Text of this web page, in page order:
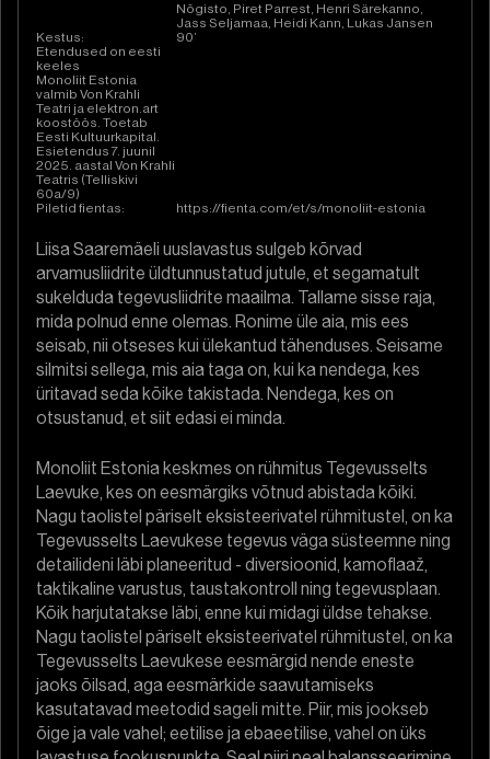
Nõgisto, Piret Parrest, Henri Särekanno,
Jass Seljamaa, Heidi Kann, Lukas Jansen
Kestus:
90’
Etendused on eesti
keeles
Monoliit Estonia
valmib Von Krahli
Teatri ja elektron.art
koostöös. Toetab
Eesti Kultuurkapital.
Esietendus 7. juunil
2025. aastal Von Krahli
Teatris (Telliskivi
60a/9)
Piletid fientas:
https://fienta.com/et/s/monoliit-estonia
Liisa Saaremäeli uuslavastus sulgeb kõrvad
arvamusliidrite üldtunnustatud jutule, et segamatult
sukelduda tegevusliidrite maailma. Tallame sisse raja,
mida polnud enne olemas. Ronime üle aia, mis ees
seisab, nii otseses kui ülekantud tähenduses. Seisame
silmitsi sellega, mis aia taga on, kui ka nendega, kes
üritavad seda kõike takistada. Nendega, kes on
otsustanud, et siit edasi ei minda.
Monoliit Estonia keskmes on rühmitus Tegevusselts
Laevuke, kes on eesmärgiks võtnud abistada kõiki.
Nagu taolistel päriselt eksisteerivatel rühmitustel, on ka
Tegevusselts Laevukese tegevus väga süsteemne ning
detailideni läbi planeeritud - diversioonid, kamoflaaž,
taktikaline varustus, taustakontroll ning tegevusplaan.
Kõik harjutatakse läbi, enne kui midagi üldse tehakse.
Nagu taolistel päriselt eksisteerivatel rühmitustel, on ka
Tegevusselts Laevukese eesmärgid nende eneste
jaoks õilsad, aga eesmärkide saavutamiseks
kasutatavad meetodid sageli mitte. Piir, mis jookseb
õige ja vale vahel; eetilise ja ebaeetilise, vahel on üks